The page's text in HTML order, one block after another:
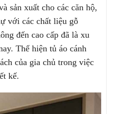
sản xuất cho các căn hộ,
với các chất liệu gỗ
đến cao cấp đã là xu
Thể hiện tủ áo cánh
của gia chủ trong việc
kế.